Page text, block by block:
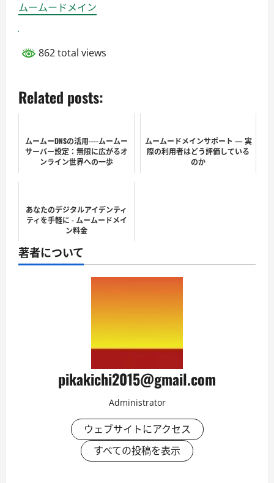
ムームードメイン
862 total views
Related posts:
ムームーDNSの活用----ムームー
サーバー設定：無限に広がるオ
ンライン世界への一歩
ムームードメインサポート — 実
際の利用者はどう評価している
のか
あなたのデジタルアイデンティ
ティを手軽に - ムームードメイ
ン料金
著者について
pikakichi2015@gmail.com
Administrator
ウェブサイトにアクセス
すべての投稿を表示